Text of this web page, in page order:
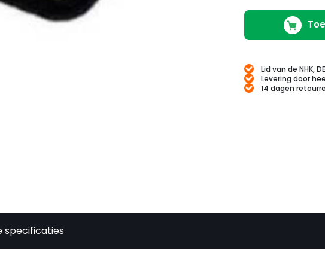
Lid van de NHK,
Levering door
14 dagen
specificaties